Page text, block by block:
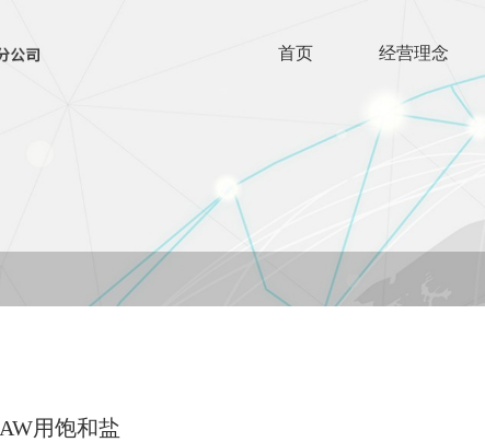
首页 经营理念
AW用饱和盐